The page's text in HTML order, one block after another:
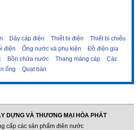
Dây cáp điện Thiết bị điện
Thiết bị chiếu
điện Ống nước và phụ kiện
Đồ điện gia
Bồn chứa nước Thang máng cáp
Các
ống Quạt bàn
DỰNG VÀ THƯƠNG MẠI HÒA PHÁT
cấp các sản phẩm điên nước